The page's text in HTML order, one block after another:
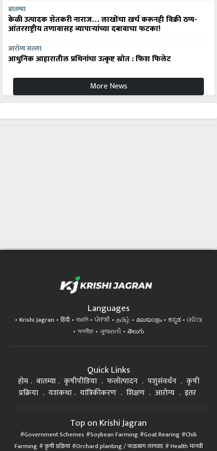
बातम्या
केळी उत्पादक शेतकरी नाराज… लाखोंचा खर्च करूनही विक्री ठप्प-
आंतरराष्ट्रीय तणावासह व्यापाऱ्यांच्या दबावाचा फटका!
आरोग्य सल्ला
आधुनिक आहारातील प्रथिनांचा उत्कृष्ट स्रोत : फिश फिलेट
More News
Languages
Krishi Jagran हिंदी বাঙালি ਪੰਜਾਬੀ தமிழ் മലയാളം ಕನ್ನಡ
ଓଡିଆ
অসমীয়া
ગુજરાતી తెలుగు
Quick Links
होम बातम्या कृषीपीडिया फलोत्पादन पशुसंवर्धन
कृषी
प्रक्रिया
यशकथा यांत्रिकीकरण शिक्षण आरोग्य इतर
Top on Krishi Jagran
Government Schemes Soybean Farming Goat Rearing Chili
Farming कृषी प्रक्रिया Orchard planting / फळबाग लागवड Health मानवी